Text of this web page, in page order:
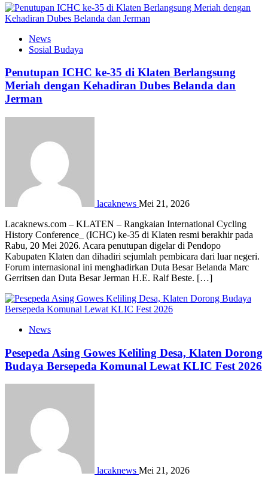
News
Sosial Budaya
Penutupan ICHC ke-35 di Klaten Berlangsung
Meriah dengan Kehadiran Dubes Belanda dan
Jerman
lacaknews Mei 21, 2026
Lacaknews.com – KLATEN – Rangkaian International Cycling
History Conference_ (ICHC) ke-35 di Klaten resmi berakhir pada
Rabu, 20 Mei 2026. Acara penutupan digelar di Pendopo
Kabupaten Klaten dan dihadiri sejumlah pembicara dari luar negeri.
Forum internasional ini menghadirkan Duta Besar Belanda Marc
Gerritsen dan Duta Besar Jerman H.E. Ralf Beste. […]
News
Pesepeda Asing Gowes Keliling Desa, Klaten Dorong
Budaya Bersepeda Komunal Lewat KLIC Fest 2026
lacaknews Mei 21, 2026